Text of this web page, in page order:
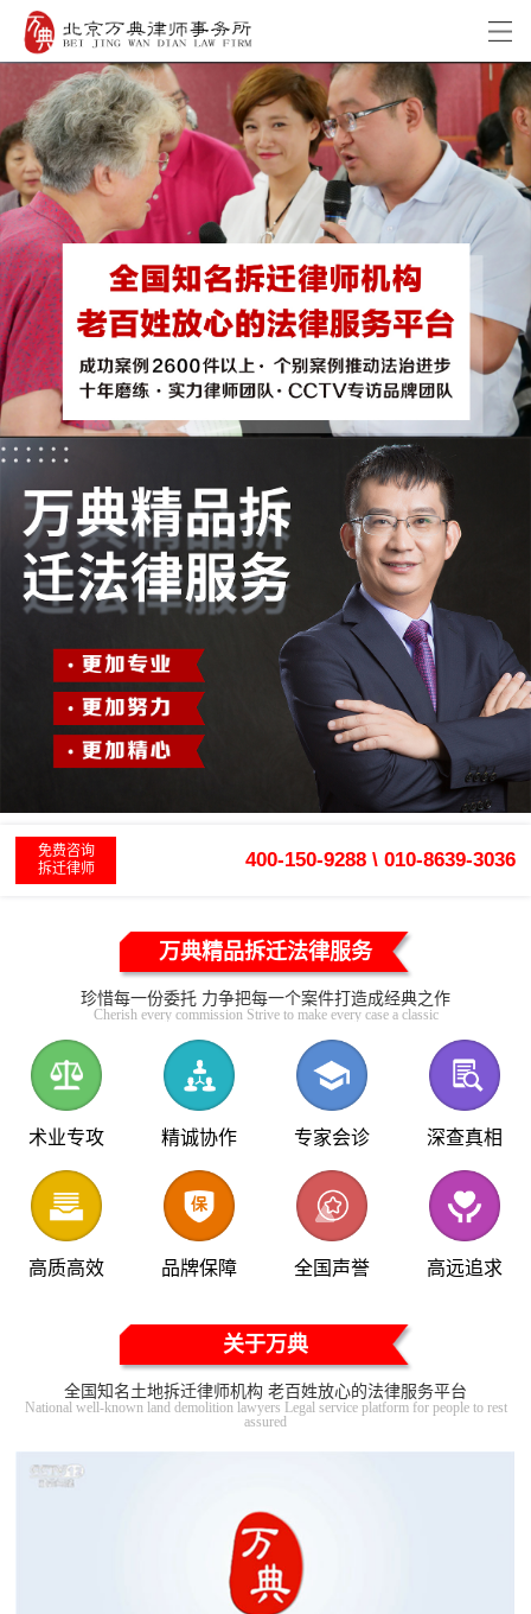
免费咨询
拆迁律师
400-150-9288 \ 010-8639-3036
万典精品拆迁法律服务
珍惜每一份委托 力争把每一个案件打造成经典之作
Cherish every commission Strive to make every case a classic
术业专攻 精诚协作 专家会诊 深查真相
高质高效 品牌保障 全国声誉 高远追求
关于万典
全国知名土地拆迁律师机构 老百姓放心的法律服务平台
National well-known land demolition lawyers Legal service platform for people to rest
assured